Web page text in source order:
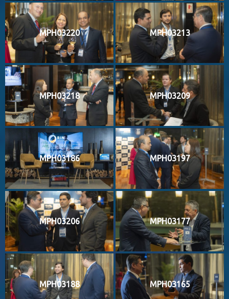
MPH03220 MPH03213
MPH03218 MPH03209
MPH03186 MPH03197
MPH03206 MPH03177
MPH03188 MPH03165